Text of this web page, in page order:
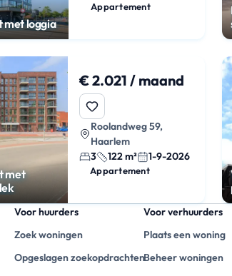
met loggia
Appartement
met
€ 2.021 / maand
Roolandweg 59,
Haarlem
3
122 m² 1-9-2026
Appartement
Voor huurders
Zoek woningen
Opgeslagen zoekopdrachten
Voor verhuurders
Plaats een woning
Beheer woningen